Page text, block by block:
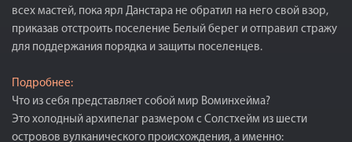
всех мастей, пока ярл Данстара не обратил на него свой взор,
приказав отстроить поселение Белый берег и отправил стражу
для поддержания порядка и защиты поселенцев.
Подробнее:
Что из себя представляет собой мир Воминхейма?
Это холодный архипелаг размером с Солстхейм из шести
островов вулканического происхождения, а именно: